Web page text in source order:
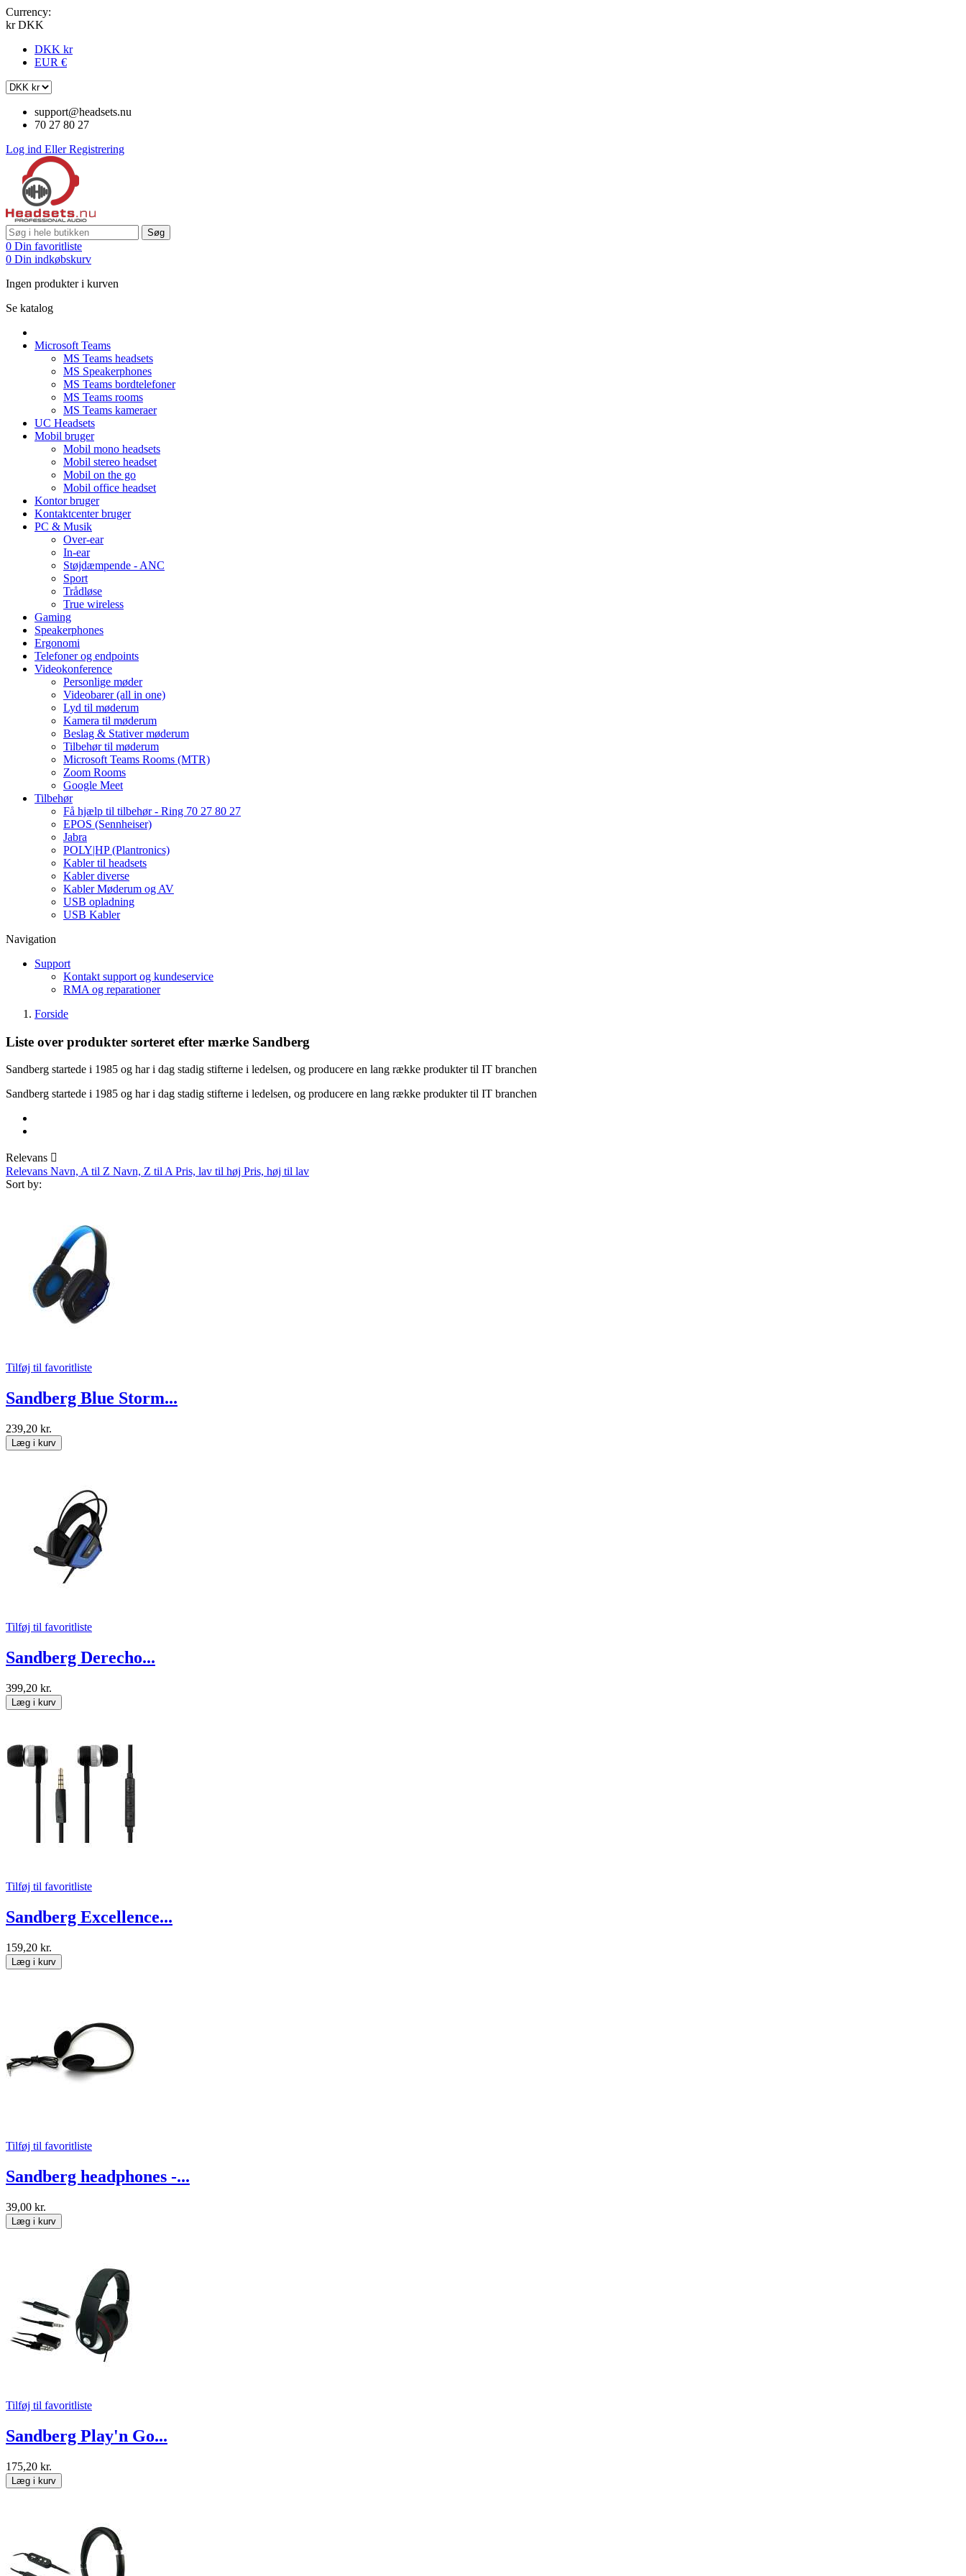
Currency:
kr DKK
DKK kr
EUR €
support@headsets.nu
70 27 80 27
Log ind EllerRegistrering
Søg
0 Din favoritliste
0 Din indkøbskurv
Ingen produkter i kurven
Se katalog
Microsoft Teams
MS Teams headsets
MS Speakerphones
MS Teams bordtelefoner
MS Teams rooms
MS Teams kameraer
UC Headsets
Mobil bruger
Mobil mono headsets
Mobil stereo headset
Mobil on the go
Mobil office headset
Kontor bruger
Kontaktcenter bruger
PC & Musik
Over-ear
In-ear
Støjdæmpende - ANC
Sport
Trådløse
True wireless
Gaming
Speakerphones
Ergonomi
Telefoner og endpoints
Videokonference
Personlige møder
Videobarer (all in one)
Lyd til møderum
Kamera til møderum
Beslag & Stativer møderum
Tilbehør til møderum
Microsoft Teams Rooms (MTR)
Zoom Rooms
Google Meet
Tilbehør
Få hjælp til tilbehør - Ring 70 27 80 27
EPOS (Sennheiser)
Jabra
POLY|HP (Plantronics)
Kabler til headsets
Kabler diverse
Kabler Møderum og AV
USB opladning
USB Kabler
Navigation
Support
Kontakt support og kundeservice
RMA og reparationer
Forside
Liste over produkter sorteret efter mærke Sandberg
Sandberg startede i 1985 og har i dag stadig stifterne i ledelsen, og producere en lang række produkter til IT branchen
Sandberg startede i 1985 og har i dag stadig stifterne i ledelsen, og producere en lang række produkter til IT branchen
Relevans 
Relevans Navn, A til Z Navn, Z til APris, lav til høj Pris, høj til lav
Sort by:
Tilføj til favoritliste
Sandberg Blue Storm...
239,20 kr.
Læg i kurv
Tilføj til favoritliste
Sandberg Derecho...
399,20 kr.
Læg i kurv
Tilføj til favoritliste
Sandberg Excellence...
159,20 kr.
Læg i kurv
Tilføj til favoritliste
Sandberg headphones -...
39,00 kr.
Læg i kurv
Tilføj til favoritliste
Sandberg Play'n Go...
175,20 kr.
Læg i kurv